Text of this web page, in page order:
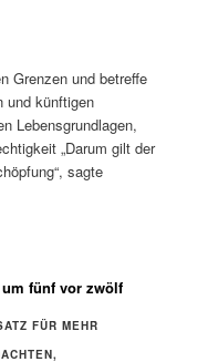
Grenzen und betreffe
und künftigen
Lebensgrundlagen,
„Darum gilt der
sagte
fünf vor zwölf
FÜR MEHR